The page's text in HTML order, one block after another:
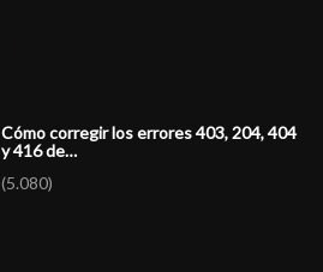
Cómo corregir los errores 403, 204, 404
y 416 de…
(5.080)